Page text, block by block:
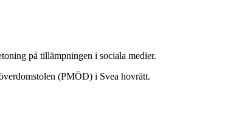
på tillämpningen i sociala medier.
(PMÖD) i Svea hovrätt.